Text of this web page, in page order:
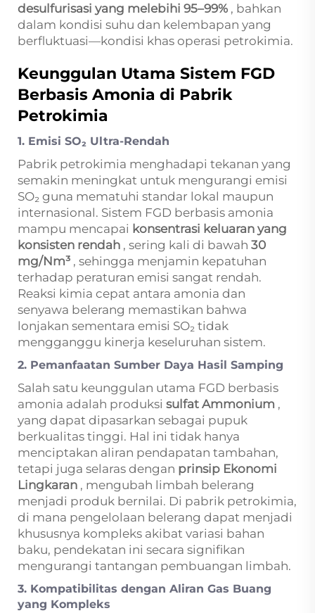
desulfurisasi yang melebihi 95–99% , bahkan
dalam kondisi suhu dan kelembapan yang
berfluktuasi—kondisi khas operasi petrokimia.
Keunggulan Utama Sistem FGD
Berbasis Amonia di Pabrik
Petrokimia
1. Emisi SO₂ Ultra-Rendah
Pabrik petrokimia menghadapi tekanan yang
semakin meningkat untuk mengurangi emisi
SO₂ guna mematuhi standar lokal maupun
internasional. Sistem FGD berbasis amonia
mampu mencapai konsentrasi keluaran yang
konsisten rendah , sering kali di bawah 30
mg/Nm³ , sehingga menjamin kepatuhan
terhadap peraturan emisi sangat rendah.
Reaksi kimia cepat antara amonia dan
senyawa belerang memastikan bahwa
lonjakan sementara emisi SO₂ tidak
mengganggu kinerja keseluruhan sistem.
2. Pemanfaatan Sumber Daya Hasil Samping
Salah satu keunggulan utama FGD berbasis
amonia adalah produksi sulfat Ammonium ,
yang dapat dipasarkan sebagai pupuk
berkualitas tinggi. Hal ini tidak hanya
menciptakan aliran pendapatan tambahan,
tetapi juga selaras dengan prinsip Ekonomi
Lingkaran , mengubah limbah belerang
menjadi produk bernilai. Di pabrik petrokimia,
di mana pengelolaan belerang dapat menjadi
khususnya kompleks akibat variasi bahan
baku, pendekatan ini secara signifikan
mengurangi tantangan pembuangan limbah.
3. Kompatibilitas dengan Aliran Gas Buang
yang Kompleks